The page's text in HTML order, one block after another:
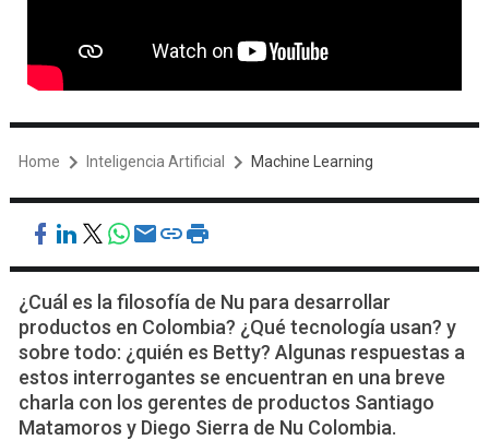
Home Inteligencia Artificial Machine Learning
¿Cuál es la filosofía de Nu para desarrollar
productos en Colombia? ¿Qué tecnología usan? y
sobre todo: ¿quién es Betty? Algunas respuestas a
estos interrogantes se encuentran en una breve
charla con los gerentes de productos Santiago
Matamoros y Diego Sierra de Nu Colombia.